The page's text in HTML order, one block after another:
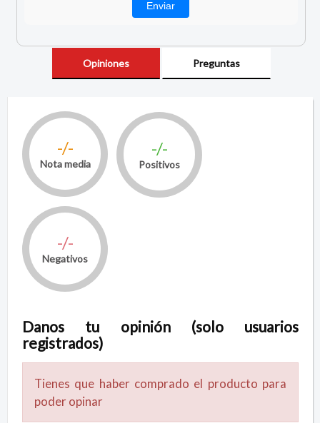
Opiniones Preguntas
-/-
Nota media
-/-
Positivos
-/-
Negativos
Danos tu opinión (solo usuarios
registrados)
Tienes que haber comprado el producto para
poder opinar